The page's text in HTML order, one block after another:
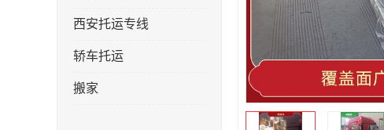
西安托运专线
轿车托运
搬家